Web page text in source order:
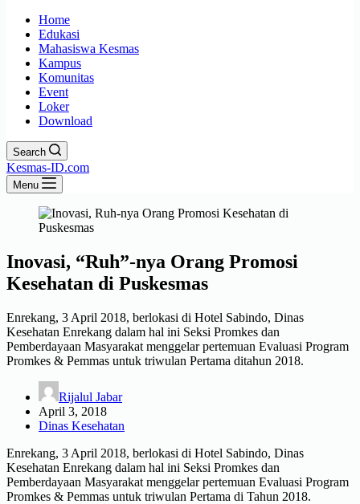
Home
Edukasi
Mahasiswa Kesmas
Kampus
Komunitas
Event
Loker
Download
Search
Kesmas-ID.com
Menu
Inovasi, “Ruh”-nya Orang Promosi
Kesehatan di Puskesmas
Enrekang, 3 April 2018, berlokasi di Hotel Sabindo, Dinas
Kesehatan Enrekang dalam hal ini Seksi Promkes dan
Pemberdayaan Masyarakat menggelar pertemuan Evaluasi Program
Promkes & Pemmas untuk triwulan Pertama ditahun 2018.
Rijalul Jabar
April 3, 2018
Dinas Kesehatan
Enrekang, 3 April 2018, berlokasi di Hotel Sabindo, Dinas
Kesehatan Enrekang dalam hal ini Seksi Promkes dan
Pemberdayaan Masyarakat menggelar pertemuan Evaluasi Program
Promkes & Pemmas untuk triwulan Pertama di Tahun 2018.